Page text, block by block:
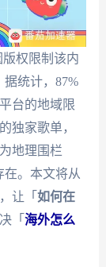
权限制该内
统计，87%
台的地域限
独家歌单，
地理围栏
在。本文将从
让「 如何在
「 海外怎么